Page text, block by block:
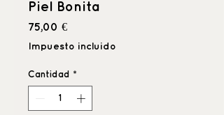
Piel Bonita
75,00 €Precio
Impuesto incluido
Cantidad *